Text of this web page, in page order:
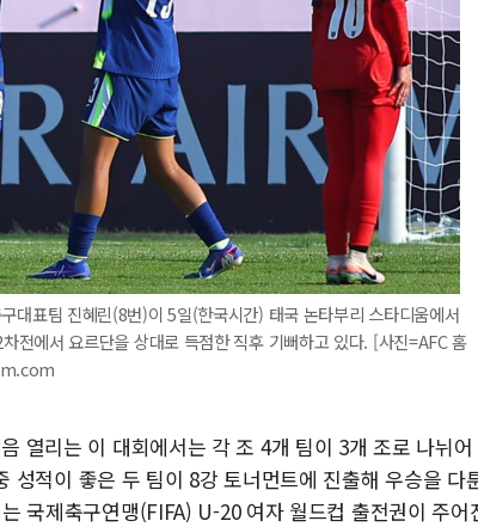
대표팀 진혜린(8번)이 5일(한국시간) 태국 논타부리 스타디움에서
전에서 요르단을 상대로 득점한 직후 기뻐하고 있다. [사진=AFC 홈
열리는 이 대회에서는 각 조 4개 팀이 3개 조로 나뉘어
성적이 좋은 두 팀이 8강 토너먼트에 진출해 우승을 다
국제축구연맹(FIFA) U-20 여자 월드컵 출전권이 주어